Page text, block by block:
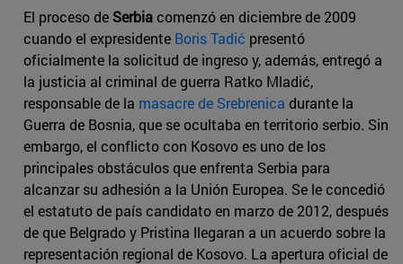
El proceso de Serbiacomenzó en diciembre de 2009
cuando el expresidente Boris Tadić presentó
oficialmente la solicitud de ingreso y, además, entregó a
la justicia al criminal de guerra Ratko Mladić,
responsable de la masacre de Srebrenica durante la
Guerra de Bosnia, que se ocultaba en territorio serbio. Sin
embargo, el conflicto con Kosovo es uno de los
principales obstáculos que enfrenta Serbia para
alcanzar su adhesión a la Unión Europea. Se le concedió
el estatuto de país candidato en marzo de 2012, después
de que Belgrado y Pristina llegaran a un acuerdo sobre la
representación regional de Kosovo. La apertura oficial de